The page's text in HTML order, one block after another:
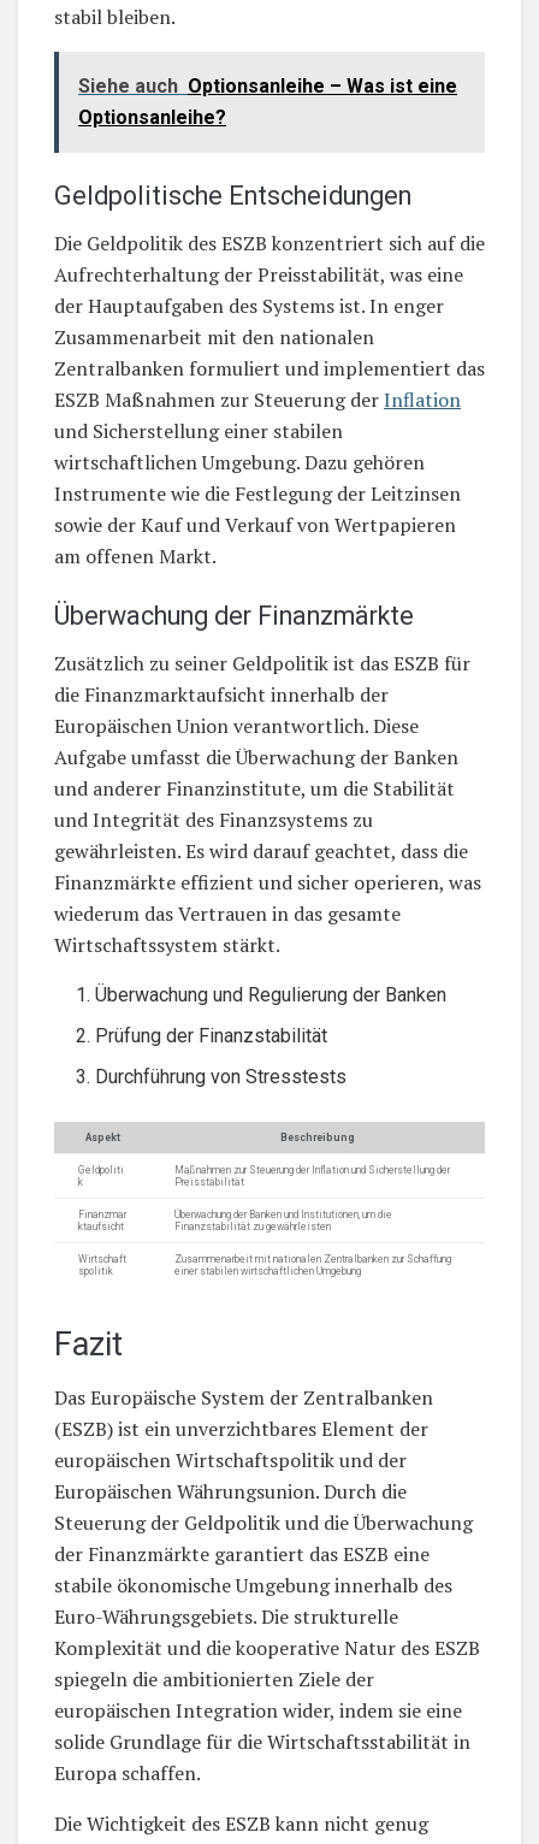
stabil bleiben.
Siehe auch Optionsanleihe – Was ist eine
Optionsanleihe?
Geldpolitische Entscheidungen
Die Geldpolitik des ESZB konzentriert sich auf die
Aufrechterhaltung der Preisstabilität, was eine
der Hauptaufgaben des Systems ist. In enger
Zusammenarbeit mit den nationalen
Zentralbanken formuliert und implementiert das
ESZB Maßnahmen zur Steuerung derInflation
und Sicherstellung einer stabilen
wirtschaftlichen Umgebung. Dazu gehören
Instrumente wie die Festlegung der Leitzinsen
sowie der Kauf und Verkauf von Wertpapieren
am offenen Markt.
Überwachung der Finanzmärkte
Zusätzlich zu seiner Geldpolitik ist das ESZB für
die Finanzmarktaufsicht innerhalb der
Europäischen Union verantwortlich. Diese
Aufgabe umfasst die Überwachung der Banken
und anderer Finanzinstitute, um die Stabilität
und Integrität des Finanzsystems zu
gewährleisten. Es wird darauf geachtet, dass die
Finanzmärkte effizient und sicher operieren, was
wiederum das Vertrauen in das gesamte
Wirtschaftssystem stärkt.
Überwachung und Regulierung der Banken
Prüfung der Finanzstabilität
Durchführung von Stresstests
Aspekt Beschreibung
Geldpoliti
k
Maßnahmen zur Steuerung der Inflation und Sicherstellung der
Preisstabilität
Finanzmar
ktaufsicht
Überwachung der Banken und Institutionen, um die
Finanzstabilität zu gewährleisten
Wirtschaft
spolitik
Zusammenarbeit mit nationalen Zentralbanken zur Schaffung
einer stabilen wirtschaftlichen Umgebung
Fazit
Das Europäische System der Zentralbanken
(ESZB) ist ein unverzichtbares Element der
europäischen Wirtschaftspolitik und der
Europäischen Währungsunion. Durch die
Steuerung der Geldpolitik und die Überwachung
der Finanzmärkte garantiert das ESZB eine
stabile ökonomische Umgebung innerhalb des
Euro-Währungsgebiets. Die strukturelle
Komplexität und die kooperative Natur des ESZB
spiegeln die ambitionierten Ziele der
europäischen Integration wider, indem sie eine
solide Grundlage für die Wirtschaftsstabilität in
Europa schaffen.
Die Wichtigkeit des ESZB kann nicht genug